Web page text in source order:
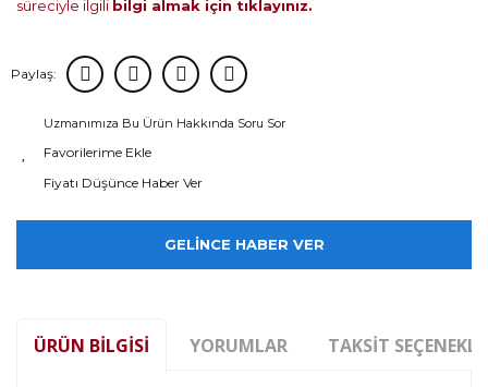
süreciyle ilgili bilgi almak için tıklayınız.
Paylaş:
Uzmanımıza Bu Ürün Hakkında Soru Sor
Fiyatı Düşünce Haber Ver
GELİNCE HABER VER
ÜRÜN BILGISI YORUMLAR TAKSIT